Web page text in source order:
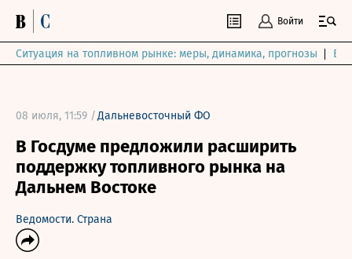
Войти
Ситуация на топливном рынке: меры, динамика, прогнозы
08 июля, 11:59 /Дальневосточный ФО
В Госдуме предложили расширить
поддержку топливного рынка на
Дальнем Востоке
Ведомости. Страна